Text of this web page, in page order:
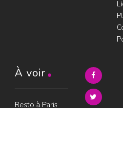
À voir
Resto à Paris